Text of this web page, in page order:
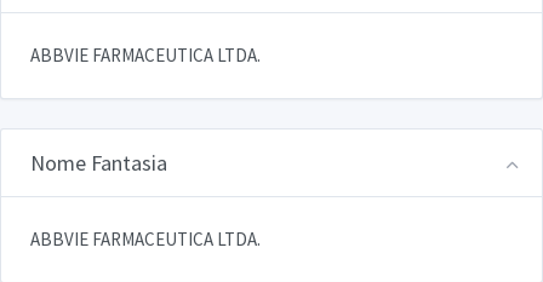
ABBVIE FARMACEUTICA LTDA.
Nome Fantasia
ABBVIE FARMACEUTICA LTDA.